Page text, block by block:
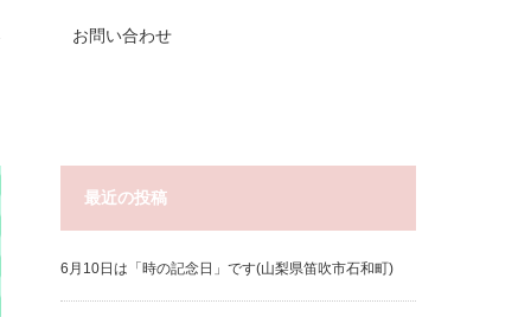
お問い合わせ
最近の投稿
6月10日は「時の記念日」です(山梨県笛吹市石和町)